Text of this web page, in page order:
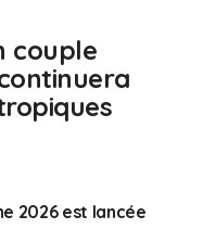
couple
2026 est lancée